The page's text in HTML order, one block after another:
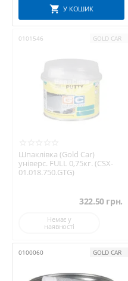
У КОШИК
0101546 GOLD CAR
Шпаклівка (Gold Car)
універс. FULL 0,75кг. (CSX-
01.018.750.GTG)
322.50 грн.
Немає у
наявності
0100060 GOLD CAR